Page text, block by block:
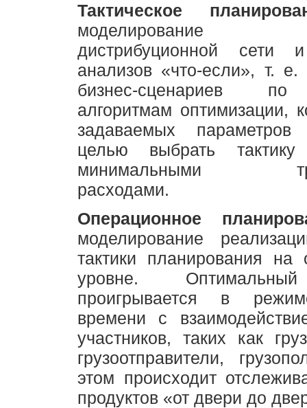
Тактическое
моделирование
дистрибуционной сети
анализов «что-если», т. е.
бизнес-сценариев
алгоритмам оптимизации,
задаваемых
целью выбрать
минимальными
расходами.
Операционное
моделирование
тактики планирования на
уровне.
проигрывается в
времени с
участников, таких как
грузоотправители,
этом происходит
продуктов «от двери до